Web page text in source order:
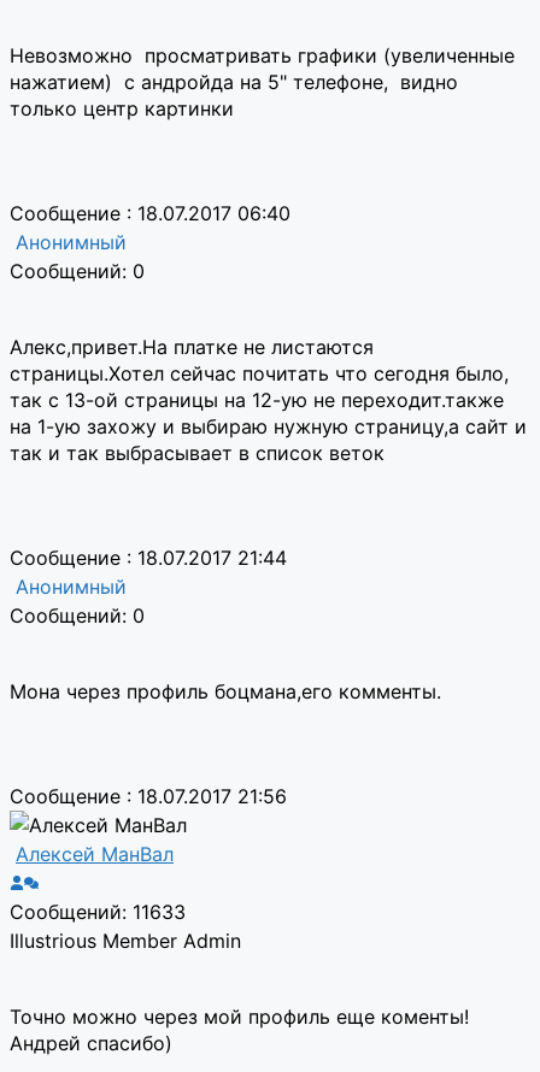
Невозможно просматривать графики (увеличенные
нажатием) с андройда на 5" телефоне, видно
только центр картинки
Сообщение : 18.07.2017 06:40
Анонимный
Сообщений: 0
Алекс,привет.На платке не листаются
страницы.Хотел сейчас почитать что сегодня было,
так с 13-ой страницы на 12-ую не переходит.также
на 1-ую захожу и выбираю нужную страницу,а сайт и
так и так выбрасывает в список веток
Сообщение : 18.07.2017 21:44
Анонимный
Сообщений: 0
Мона через профиль боцмана,его комменты.
Сообщение : 18.07.2017 21:56
Алексей МанВал
Сообщений: 11633
Illustrious Member Admin
Точно можно через мой профиль еще коменты!
Андрей спасибо)